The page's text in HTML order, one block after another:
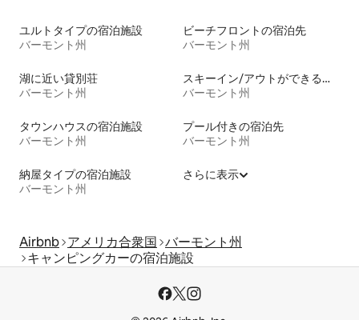
ユルトタイプの宿泊施設
バーモント州
ビーチフロントの宿泊先
バーモント州
湖に近い貸別荘
バーモント州
スキーイン/アウトができる宿泊先
バーモント州
タウンハウスの宿泊施設
バーモント州
プール付きの宿泊先
バーモント州
納屋タイプの宿泊施設
バーモント州
さらに表示
Airbnb アメリカ合衆国 バーモント州
キャンピングカーの宿泊施設